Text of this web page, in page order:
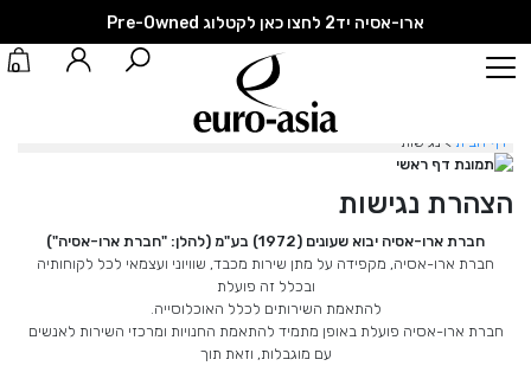
ארו-אסיה יד2 לחצו כאן לקטלוג Pre-Owned
0
דף הבית > נגישות
הצהרת נגישות
חברת ארו-אסיה יבוא שעונים (1972) בע"מ (להלן: "חברת ארו-אסיה")
חברת ארו-אסיה, מקפידה על מתן שירות מכבד, שוויוני ועצמאי לכל לקוחותיה
ובכלל זה פועלת
להתאמת השירותים לכלל האוכלוסייה.
חברת ארו-אסיה פועלת באופן מתמיד להתאמת החנויות ומרכזי השירות לאנשים
עם מוגבלות, וזאת תוך